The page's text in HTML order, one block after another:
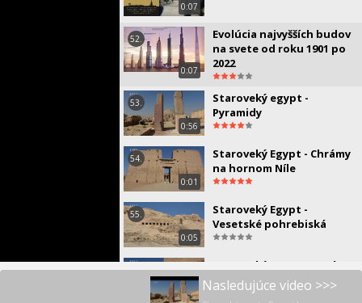
0:07
0:07
52.
Evolúcia najvyšších budov
na svete od roku 1901 po
2022
0:56
53.
Staroveký egypt -
Pyramidy
0:01
54.
Staroveký Egypt - Chrámy
na hornom Níle
0:05
55.
Staroveký Egypt -
Vesetské pohrebiská
0:56
56.
Staroveký Egypt - Asuán
brána do Núbie
Nasledujúce video >>>